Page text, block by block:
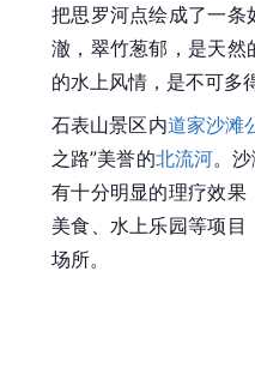
把思罗河点绘成了一条
澈，翠竹葱郁，是天然
的水上风情，是不可多
石表山景区内道家沙滩
之路”美誉的北流河。
有十分明显的理疗效果
美食、水上乐园等项
场所。